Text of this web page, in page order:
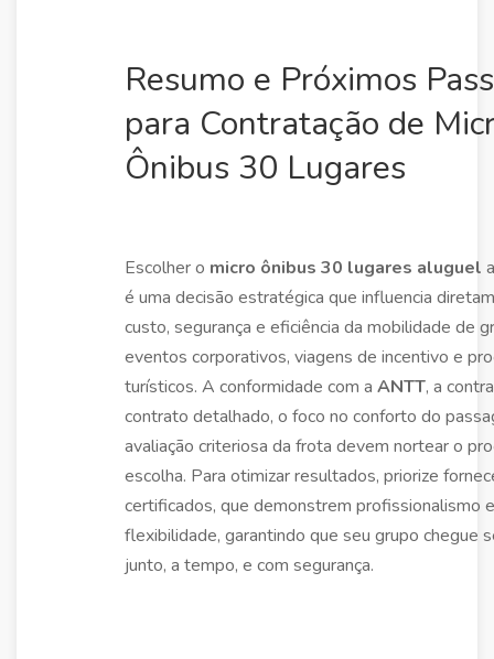
Resumo e Próximos
para Contratação de
Ônibus 30 Lugares
Escolher o micro ônibus 30 lugares aluguel
é uma decisão estratégica que influencia
custo, segurança e eficiência da mobilidade de
eventos corporativos, viagens de incentivo e
turísticos. A conformidade com a ANTT, a
contrato detalhado, o foco no conforto do
avaliação criteriosa da frota devem nortear o
escolha. Para otimizar resultados, priorize
certificados, que demonstrem profissionalismo e
flexibilidade, garantindo que seu grupo chegue
junto, a tempo, e com segurança.